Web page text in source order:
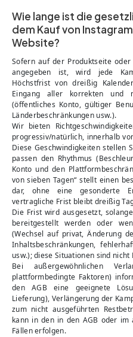
Wie lange ist die
dem Kauf von
Website?
Sofern auf der Produktseite
angegeben ist, wird jede
Höchstfrist von dreißig
Eingang aller korrekten und
(öffentliches Konto, gültiger
Länderbeschränkungen usw.).
Wir bieten
progressiv/natürlich, innerhalb
Diese Geschwindigkeiten stellen
passen den Rhythmus
Konto und den
von sieben Tagen“ stellt einen
dar, ohne eine gesonderte
vertragliche Frist bleibt dreißig
Die Frist wird ausgesetzt,
bereitgestellt werden oder
(Wechsel auf privat, Änderung
Inhaltsbeschränkungen,
usw.); diese Situationen sind
Bei außergewöhnlichen
plattformbedingte Faktoren)
den AGB eine geeignete
Lieferung), Verlängerung der
zum nicht ausgeführten
kann in den in den AGB oder im
Fällen erfolgen.